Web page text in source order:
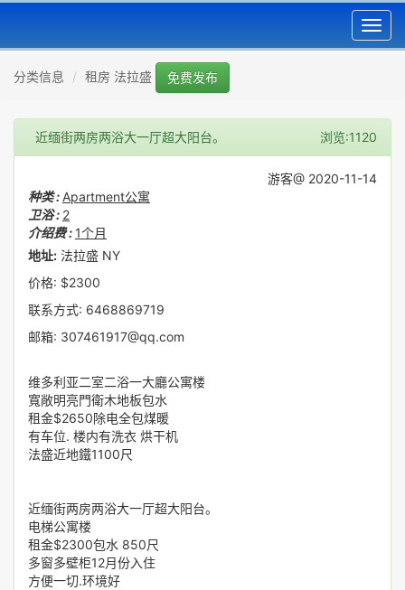
分类信息 租房 法拉盛 免费发布
近缅街两房两浴大一厅超大阳台。 浏览:1120
游客@ 2020-11-14
种类 : Apartment公寓
卫浴 : 2
介绍费 : 1个月
地址: 法拉盛 NY
价格: $2300
联系方式: 6468869719
邮箱: 307461917@qq.com
维多利亚二室二浴一大廳公寓楼
寬敞明亮門衛木地板包水
租金$2650除电全包煤暖
有车位. 楼内有洗衣 烘干机
法盛近地鐵1100尺
近缅街两房两浴大一厅超大阳台。
电梯公寓楼
租金$2300包水 850尺
多窗多壁柜12月份入住
方便一切.环境好